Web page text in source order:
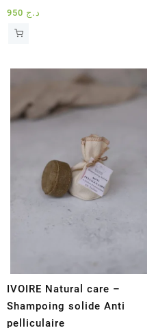
د.ج
IVOIRE Natural care –
Shampoing solide Anti
pelliculaire